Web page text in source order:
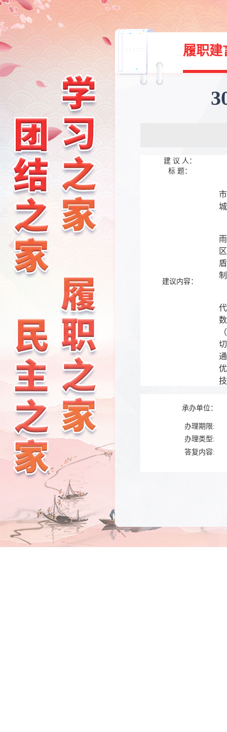
履职建
建 议 人：
标 题：
建议内容：
承办单位：
办理期限:
办理类型:
答复内容: